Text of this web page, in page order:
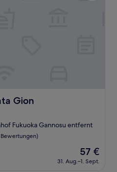
Gion
Fukuoka Gannosu entfernt
Bewertungen)
Der
Preis
beträgt
57 €
31. Aug.–1. Sept.